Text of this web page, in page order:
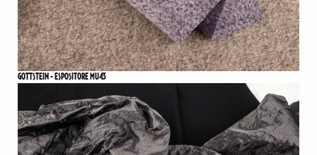
GOTTSTEIN - ESPOSITORE MU43